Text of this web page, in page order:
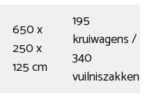
650 x
250 x
125 cm
195
kruiwagens /
340
vuilniszakken